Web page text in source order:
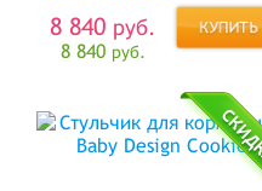
8 840 руб.
8 840 руб.